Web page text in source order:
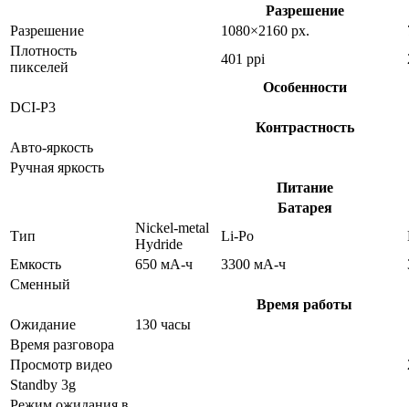
Разрешение
Разрешение
1080×2160 px.
Плотность
пикселей
401 ppi
Особенности
DCI-P3
Контрастность
Авто-яркость
Ручная яркость
Питание
Батарея
Тип
Nickel-metal
Hydride
Li-Po
Емкость
650 мА-ч 3300 мА-ч
Сменный
Время работы
Ожидание
130 часы
Время разговора
Просмотр видео
Standby 3g